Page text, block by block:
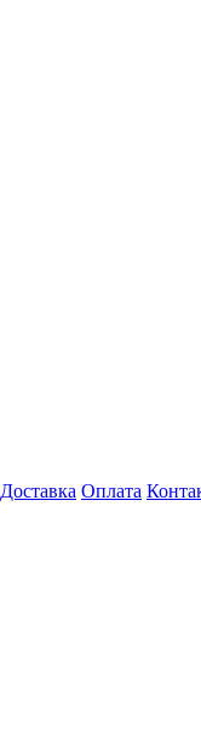
Доставка Оплата